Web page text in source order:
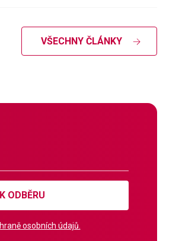
VŠECHNY ČLÁNKY
ODBĚRU
osobních údajů.